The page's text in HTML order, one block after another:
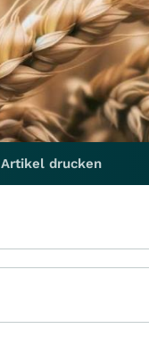
Artikel drucken